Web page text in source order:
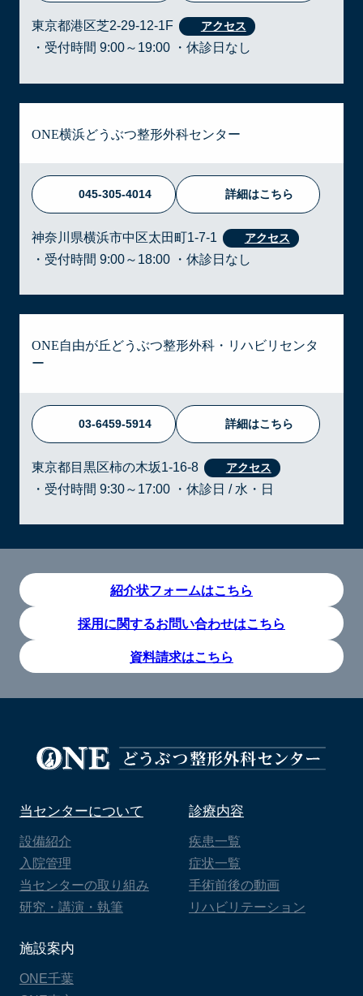
東京都港区芝2-29-12-1F
・受付時間 9:00～19:00 ・休診日なし
ONE横浜どうぶつ整形外科センター
045-305-4014 詳細はこちら
神奈川県横浜市中区太田町1-7-1
・受付時間 9:00～18:00 ・休診日なし
ONE自由が丘どうぶつ整形外科・リハビリセンタ
ー
03-6459-5914 詳細はこちら
東京都目黒区柿の木坂1-16-8
・受付時間 9:30～17:00 ・休診日 / 水・日
紹介状フォームはこちら
採用に関するお問い合わせはこちら
資料請求はこちら
当センターについて
設備紹介
入院管理
当センターの取り組み
研究・講演・執筆
診療内容
疾患一覧
症状一覧
手術前後の動画
リハビリテーション
施設案内
ONE千葉